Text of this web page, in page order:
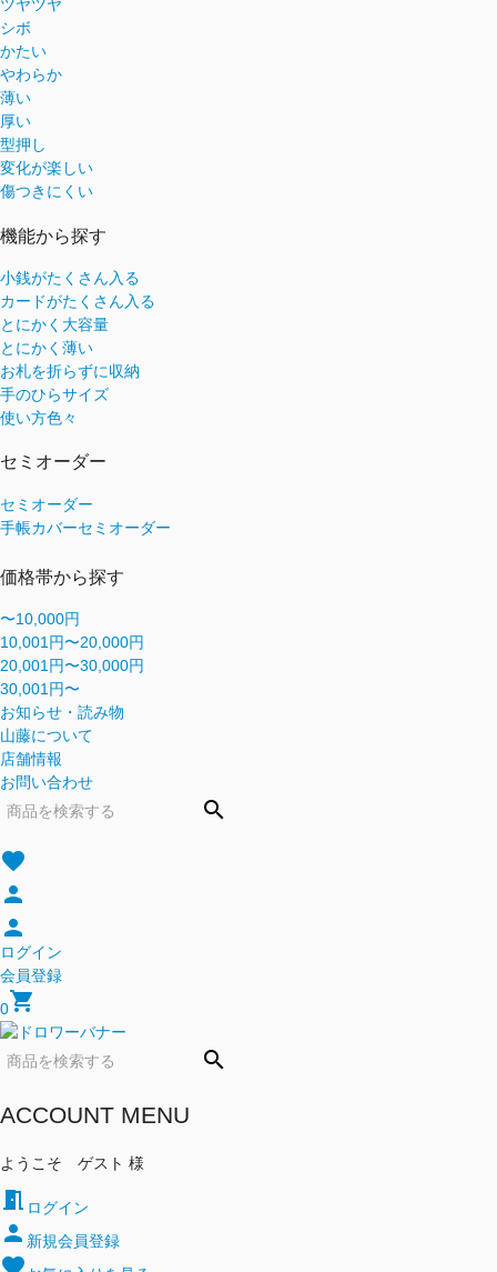
ツヤツヤ
シボ
かたい
やわらか
薄い
厚い
型押し
変化が楽しい
傷つきにくい
機能から探す
小銭がたくさん入る
カードがたくさん入る
とにかく大容量
とにかく薄い
お札を折らずに収納
手のひらサイズ
使い方色々
セミオーダー
セミオーダー
手帳カバーセミオーダー
価格帯から探す
〜10,000円
10,001円〜20,000円
20,001円〜30,000円
30,001円〜
お知らせ・読み物
山藤について
店舗情報
お問い合わせ
search
favorite
person
person
ログイン
会員登録
0shopping_cart
search
ACCOUNT MENU
ようこそ ゲスト 様
meeting_room ログイン
person 新規会員登録
favorite